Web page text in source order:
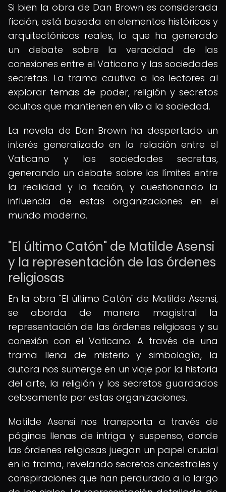
Si bien la obra de Dan Brown es considerada
ficción, está basada en elementos históricos y
arquitectónicos reales, lo que ha generado
un debate sobre la veracidad de las
conexiones entre el Vaticano y las sociedades
secretas. La trama cautiva a los lectores al
explorar temas de poder, religión y secretos
ocultos que mantienen en vilo a la sociedad.
La novela de Dan Brown ha despertado un
interés generalizado en la relación entre el
Vaticano y las sociedades secretas,
generando un debate sobre los límites entre
la realidad y la ficción, y cuestionando la
influencia de estas organizaciones en el
mundo moderno.
"El último Catón" de Matilde Asensi
y la representación de las órdenes
religiosas
En la obra "El último Catón" de Matilde Asensi,
se aborda de manera magistral la
representación de las órdenes religiosas y su
conexión con el Vaticano. A través de una
trama llena de misterio y simbología, la
autora nos sumerge en un viaje por la historia
del arte, la religión y los secretos guardados
celosamente por estas organizaciones.
Matilde Asensi nos transporta a través de
páginas llenas de intriga y suspenso, donde
las órdenes religiosas juegan un papel crucial
en la trama, revelando secretos ancestrales y
conspiraciones que han perdurado a lo largo